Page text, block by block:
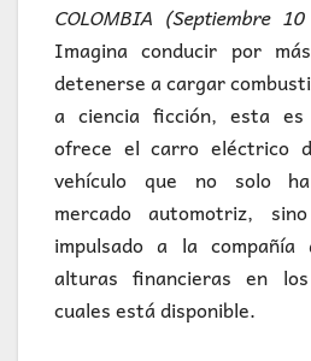
COLOMBIA
Imagina conducir por
detenerse a cargar
a ciencia ficción, esta
ofrece el carro eléctrico
vehículo que no solo
mercado automotriz,
impulsado a la compañía
alturas financieras en
cuales está disponible.